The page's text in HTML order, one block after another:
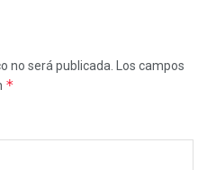
no será publicada.
Los campos
*